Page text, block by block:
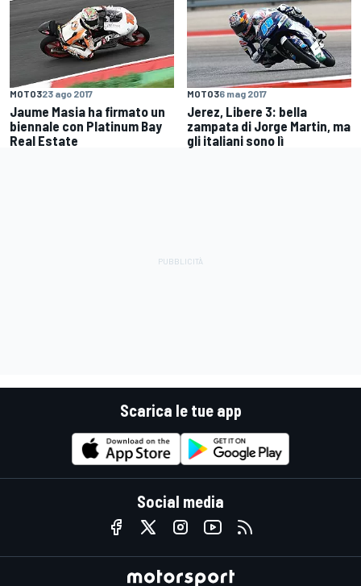
MOTO323 ago 2017
Jaume Masia ha firmato un
biennale con Platinum Bay
Real Estate
MOTO36 mag 2017
Jerez, Libere 3: bella
zampata di Jorge Martin, ma
gli italiani sono lì
Scarica le tue app
Social media